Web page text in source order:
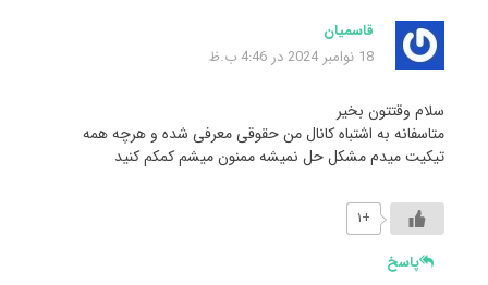
قاسمیان
18 نوامبر 2024 در 4:46 ب.ظ
سلام وقتتون بخیر
متاسفانه به اشتباه کانال من حقوقی معرفی شده و هرچه همه
تیکیت میدم مشکل حل نمیشه ممنون میشم کمکم کنید
+۱
پاسخ